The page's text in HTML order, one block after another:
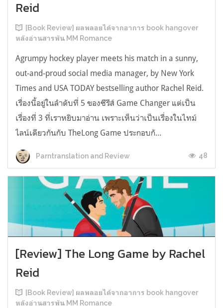
Reid
[Book Review] ผลพลอยได้จากอาการ book hangover
หลังอ่านสารพัน MM Romance
Agrumpy hockey player meets his match in a sunny,
out-and-proud social media manager, by New York
Times and USA TODAY bestselling author Rachel Reid.
เรื่องนี้อยู่ในลำดับที่ 5 ของซีรีส์ Game Changer แต่เป็น
เรื่องที่ 3 ที่เราหยิบมาอ่าน เพราะเห็นว่าเป็นเรื่องในไทม์
ไลน์เดียวกันกับ TheLong Game ประกอบกั...
Parntranslation and Review 48
[Review] The Long Game by Rachel
Reid
[Book Review] ผลพลอยได้จากอาการ book hangover
หลังอ่านสารพัน MM Romance